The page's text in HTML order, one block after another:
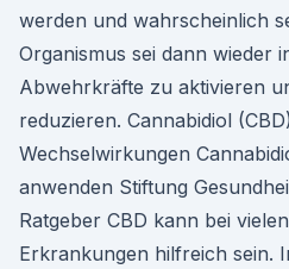
werden und wahrscheinlich
Organismus sei dann wieder
Abwehrkräfte zu aktivieren
reduzieren. Cannabidiol
Wechselwirkungen
anwenden Stiftung
Ratgeber CBD kann bei
Erkrankungen hilfreich sein.